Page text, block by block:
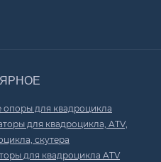
для квадроцикла
для квадроцикла, ATV,
скутера
для квадроцикла ATV